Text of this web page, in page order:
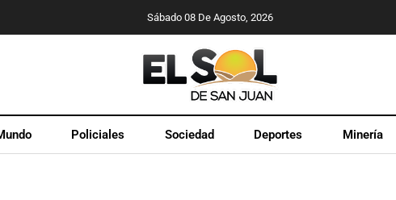
Sábado 08 De Agosto, 2026
Policiales Sociedad Deportes Minería